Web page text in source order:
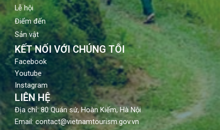
Lễ hội
Điểm đến
Sản vật
KẾT NỐI VỚI CHÚNG TÔI
Facebook
Youtube
Instagram
LIÊN HỆ
Địa chỉ: 80 Quán sứ, Hoàn Kiếm, Hà Nội
Email: contact@vietnamtourism.gov.vn